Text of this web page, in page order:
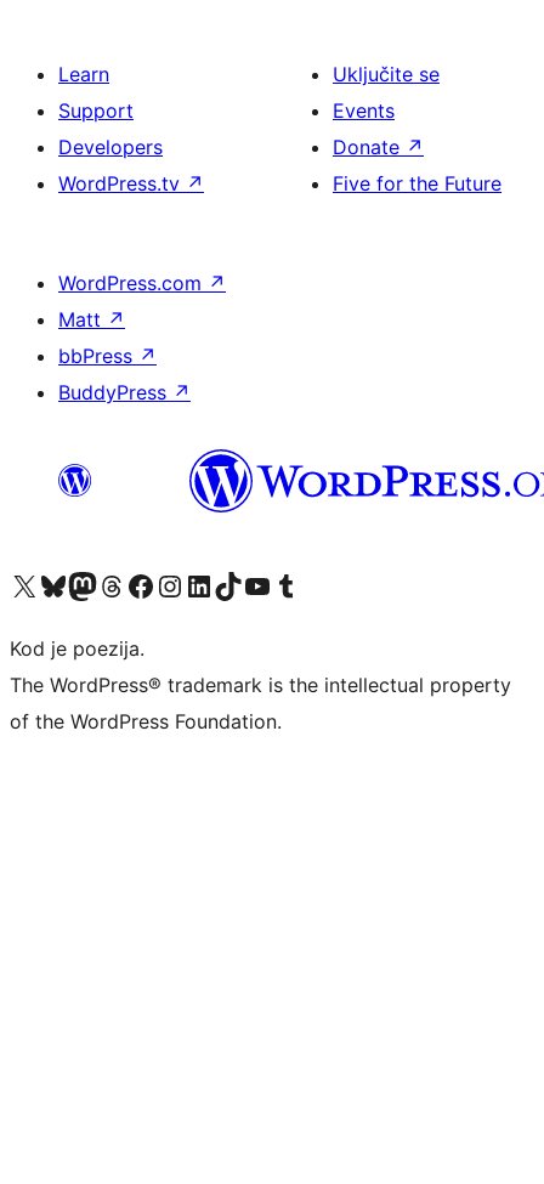
Learn
Support
Developers
WordPress.tv ↗
Uključite se
Events
Donate ↗
Five for the Future
WordPress.com ↗
Matt ↗
bbPress ↗
BuddyPress ↗
Visit our X (formerly Twitter) account
Visit our Bluesky account
Visit our Mastodon account
Visit our Threads account
Visit our Facebook page
Visit our Instagram account
Visit our LinkedIn account
Visit our TikTok account
Visit our YouTube channel
Visit our Tumblr account
Kod je poezija.
The WordPress® trademark is the intellectual property
of the WordPress Foundation.